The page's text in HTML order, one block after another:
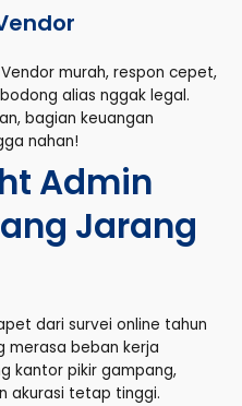
murah, respon cepet,
alias nggak legal.
bagian keuangan
nahan!
Admin
Jarang
dari survei online tahun
merasa beban kerja
kantor pikir gampang,
akurasi tetap tinggi.